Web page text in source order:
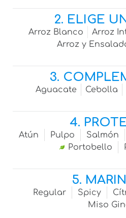
2. ELIGE
Arroz Blanco Arroz
Arroz y
3.
Aguacate Cebolla
4.
Atún Pulpo Salmón
Portobello
5.
Regular Spicy
Miso